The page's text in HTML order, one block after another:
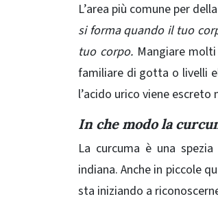
L’area più comune per
si forma quando il tuo
tuo corpo. Mangiare
familiare di gotta o livelli
l’acido urico viene
In che modo la
La curcuma è una
indiana. Anche in piccole
sta iniziando a